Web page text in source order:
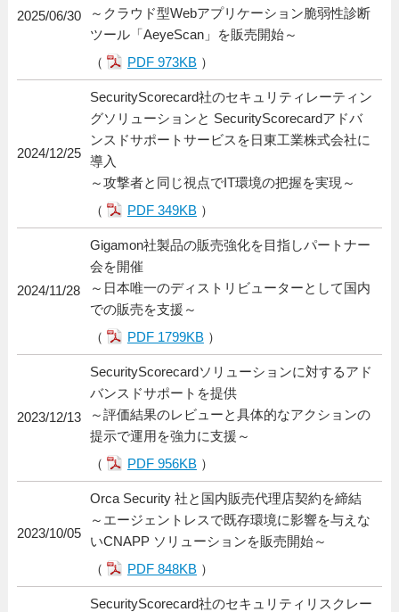
2025/06/30
～クラウド型Webアプリケーション脆弱性診断
ツール「AeyeScan」を販売開始～
（
PDF 973KB）
2024/12/25
SecurityScorecard社のセキュリティレーティン
グソリューションと SecurityScorecardアドバ
ンスドサポートサービスを日東工業株式会社に
導入
～攻撃者と同じ視点でIT環境の把握を実現～
（
PDF 349KB）
2024/11/28
Gigamon社製品の販売強化を目指しパートナー
会を開催
～日本唯一のディストリビューターとして国内
での販売を支援～
（
PDF 1799KB）
2023/12/13
SecurityScorecardソリューションに対するアド
バンスドサポートを提供
～評価結果のレビューと具体的なアクションの
提示で運用を強力に支援～
（
PDF 956KB）
2023/10/05
Orca Security 社と国内販売代理店契約を締結
～エージェントレスで既存環境に影響を与えな
いCNAPP ソリューションを販売開始～
（
PDF 848KB）
SecurityScorecard社のセキュリティリスクレー